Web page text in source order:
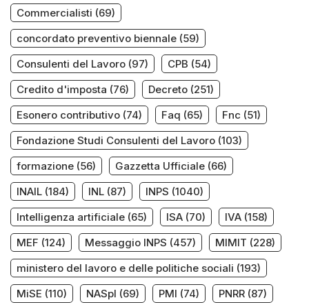
Commercialisti (69)
concordato preventivo biennale (59)
Consulenti del Lavoro (97) CPB (54)
Credito d'imposta (76) Decreto (251)
Esonero contributivo (74) Faq (65) Fnc (51)
Fondazione Studi Consulenti del Lavoro (103)
formazione (56) Gazzetta Ufficiale (66)
INAIL (184) INL (87) INPS (1040)
Intelligenza artificiale (65) ISA (70) IVA (158)
MEF (124) Messaggio INPS (457) MIMIT (228)
ministero del lavoro e delle politiche sociali (193)
MiSE (110) NASpI (69) PMI (74) PNRR (87)